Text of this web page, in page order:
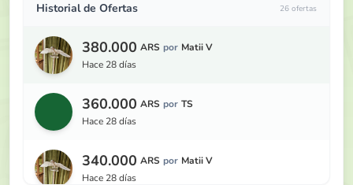
Historial de Ofertas 26 ofertas
380.000 ARS por Matii V
hace 28 días
360.000 ARS por TS
hace 28 días
340.000 ARS por Matii V
hace 28 días